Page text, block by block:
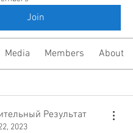
Join
Media Members About
Результат
2023